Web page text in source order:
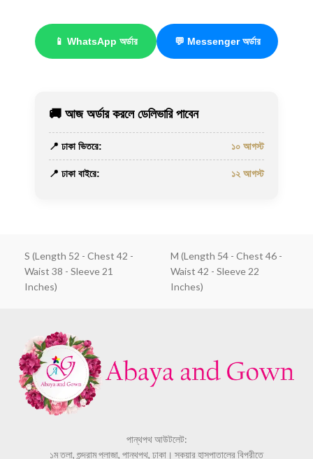
📱 WhatsApp অর্ডার 💬 Messenger অর্ডার
🚚 আজ অর্ডার করলে ডেলিভারি পাবেন
📍 ঢাকা ভিতরে: ১০ আগস্ট
📍 ঢাকা বাইরে: ১২ আগস্ট
S (Length 52 - Chest 42 -
Waist 38 - Sleeve 21
Inches)
M (Length 54 - Chest 46 -
Waist 42 - Sleeve 22
Inches)
পান্থপথ আউটলেট:
১ম তলা, শুন্দরাম প্লাজা, পান্থপথ, ঢাকা। স্কয়ার হাসপাতালের বিপরীতে